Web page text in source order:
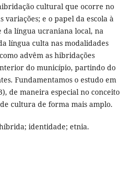
cultural que ocorre no
variações; e o papel da escola à
da língua ucraniana local, na
língua culta nas modalidades
advêm as hibridações
do município, partindo do
Fundamentamos o estudo em
de maneira especial no conceito
cultura de forma mais amplo.
identidade; etnia.